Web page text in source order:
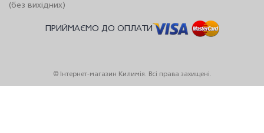
(без вихідних)
ПРИЙМАЄМО ДО ОПЛАТИ
© Інтернет-магазин Килимія. Всі права захищені.